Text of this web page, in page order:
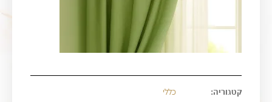
קטגוריה: כללי